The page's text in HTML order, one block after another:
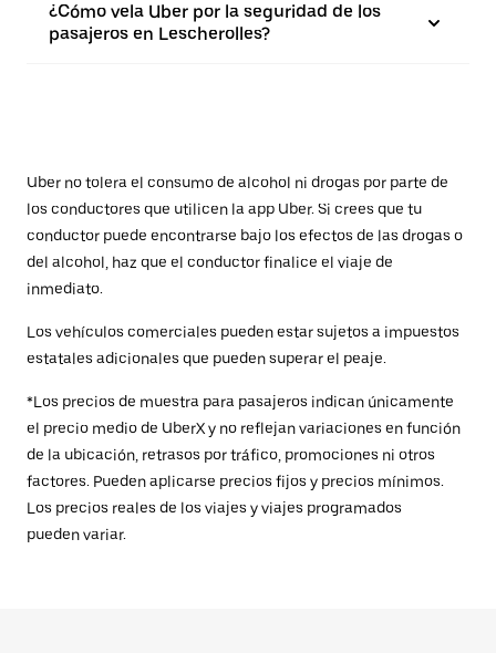
¿Cómo vela Uber por la seguridad de los
pasajeros en Lescherolles?
Uber no tolera el consumo de alcohol ni drogas por parte de
los conductores que utilicen la app Uber. Si crees que tu
conductor puede encontrarse bajo los efectos de las drogas o
del alcohol, haz que el conductor finalice el viaje de
inmediato.
Los vehículos comerciales pueden estar sujetos a impuestos
estatales adicionales que pueden superar el peaje.
*Los precios de muestra para pasajeros indican únicamente
el precio medio de UberX y no reflejan variaciones en función
de la ubicación, retrasos por tráfico, promociones ni otros
factores. Pueden aplicarse precios fijos y precios mínimos.
Los precios reales de los viajes y viajes programados
pueden variar.